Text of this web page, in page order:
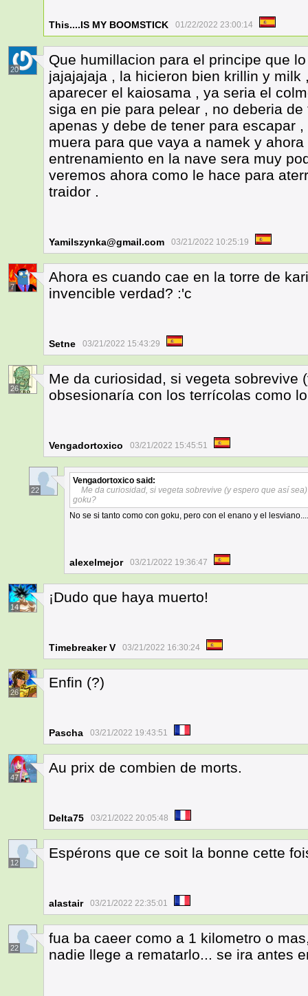
This....IS MY BOOMSTICK 01/22/2022 23:00:14
20
Que humillacion para el principe que
jajajajaja , la hicieron bien krillin y milk
aparecer el kaiosama , ya seria el
siga en pie para pelear , no deberia
apenas y debe de tener para escapar
muera para que vaya a namek y
entrenamiento en la nave sera muy
veremos ahora como le hace para
traidor .
Yamilszynka@gmail.com 03/21/2022 10:25:19
7
Ahora es cuando cae en la torre de
invencible verdad? :'c
Setne 03/21/2022 15:43:29
26
Me da curiosidad, si vegeta sobrevive
obsesionaría con los terrícolas como
Vengadortoxico 03/21/2022 15:45:51
22
Vengadortoxico said:
Me da curiosidad, si vegeta sobrevive (y espero que así
goku?
No se si tanto como con goku, pero con el enano y el
alexelmejor 03/21/2022 19:36:47
14
¡Dudo que haya muerto!
Timebreaker V 03/21/2022 16:30:24
26
Enfin (?)
Pascha 03/21/2022 19:43:51
47
Au prix de combien de morts.
Delta75 03/21/2022 20:05:48
12
Espérons que ce soit la bonne cette
alastair 03/21/2022 22:35:01
22
fua ba caeer como a 1 kilometro o
nadie llege a rematarlo... se ira antes